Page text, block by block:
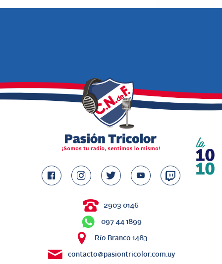
2903 0146
097 44 1899
Río Branco 1483
contacto@pasiontricolor.com.uy